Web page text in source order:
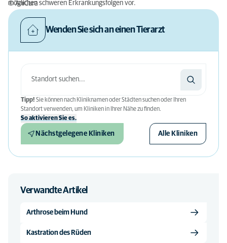
möglichen schweren Erkrankungsfolgen vor.
© AniCura
Wenden Sie sich an einen Tierarzt
Tipp! Sie können nach Kliniknamen oder Städten suchen oder Ihren
Standort verwenden, um Kliniken in Ihrer Nähe zu finden.
So aktivieren Sie es.
Nächstgelegene Kliniken Alle Kliniken
Verwandte Artikel
Arthrose beim Hund
Kastration des Rüden